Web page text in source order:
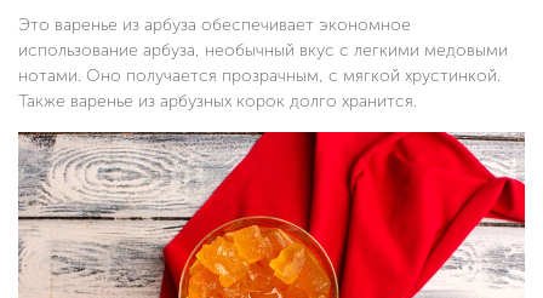
Это варенье из арбуза обеспечивает экономное
использование арбуза, необычный вкус с легкими медовыми
нотами. Оно получается прозрачным, с мягкой хрустинкой.
Также варенье из арбузных корок долго хранится.